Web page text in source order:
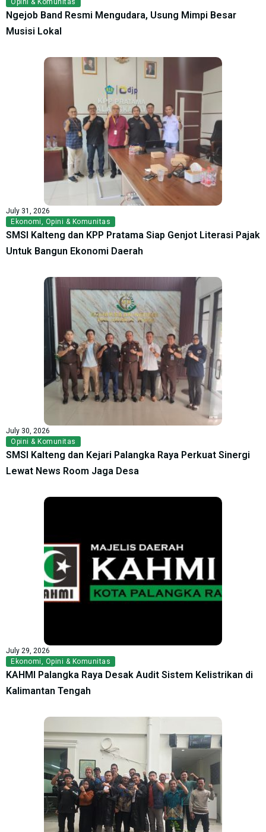
Opini & Komunitas
Ngejob Band Resmi Mengudara, Usung Mimpi Besar
Musisi Lokal
July 31, 2026
Ekonomi, Opini & Komunitas
SMSI Kalteng dan KPP Pratama Siap Genjot Literasi Pajak
Untuk Bangun Ekonomi Daerah
July 30, 2026
Opini & Komunitas
SMSI Kalteng dan Kejari Palangka Raya Perkuat Sinergi
Lewat News Room Jaga Desa
July 29, 2026
Ekonomi, Opini & Komunitas
KAHMI Palangka Raya Desak Audit Sistem Kelistrikan di
Kalimantan Tengah